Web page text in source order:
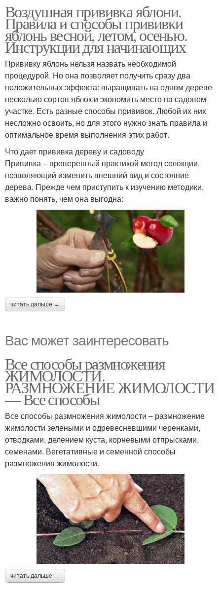
Воздушная прививка яблони.
Правила и способы прививки
яблонь весной, летом, осенью.
Инструкции для начинающих
Прививку яблонь нельзя назвать необходимой
процедурой. Но она позволяет получить сразу два
положительных эффекта: выращивать на одном дереве
несколько сортов яблок и экономить место на садовом
участке. Есть разные способы прививок. Любой их них
несложно освоить, но для этого нужно знать правила и
оптимальное время выполнения этих работ.
Что дает прививка дереву и садоводу
Прививка – проверенный практикой метод селекции,
позволяющий изменить внешний вид и состояние
дерева. Прежде чем приступить к изучению методики,
важно понять, чем она выгодна:
читать дальше →
Вас может заинтересовать
Все способы размножения
ЖИМОЛОСТИ.
РАЗМНОЖЕНИЕ ЖИМОЛОСТИ
— Все способы
Все способы размножения жимолости – размножение
жимолости зелеными и одревесневшими черенками,
отводками, делением куста, корневыми отпрысками,
семенами. Вегетативные и семенной способы
размножения жимолости.
читать дальше →